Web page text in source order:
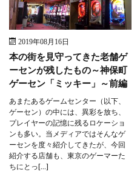
2019年08月16日
本の街を見守ってきた老舗ゲ
ーセンが残したもの～神保町
ゲーセン「ミッキー」～前編
あまたあるゲームセンター（以下、
ゲーセン）の中には、異彩を放ち、
プレイヤーの記憶に残るロケーショ
ンも多い。当メディアではそんなゲ
ーセンを度々紹介してきたが、今回
紹介する店舗も、東京のゲーマーた
ちにとっ[…]